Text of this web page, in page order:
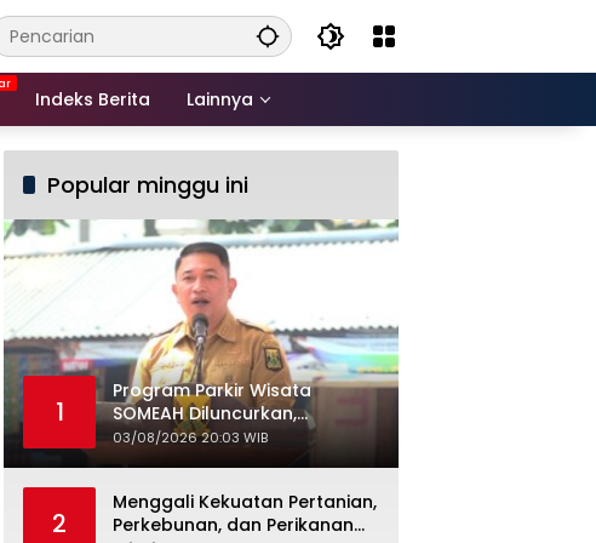
Indeks Berita Lainnya
Popular minggu ini
1
Program Parkir Wisata
SOMEAH Diluncurkan,
Tingkatkan Kualitas Layanan
Kepariwisataan
03/08/2026 20:03 WIB
2
Menggali Kekuatan Pertanian,
Perkebunan, dan Perikanan